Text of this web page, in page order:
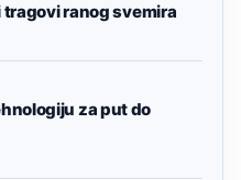
ranog svemira
za put do